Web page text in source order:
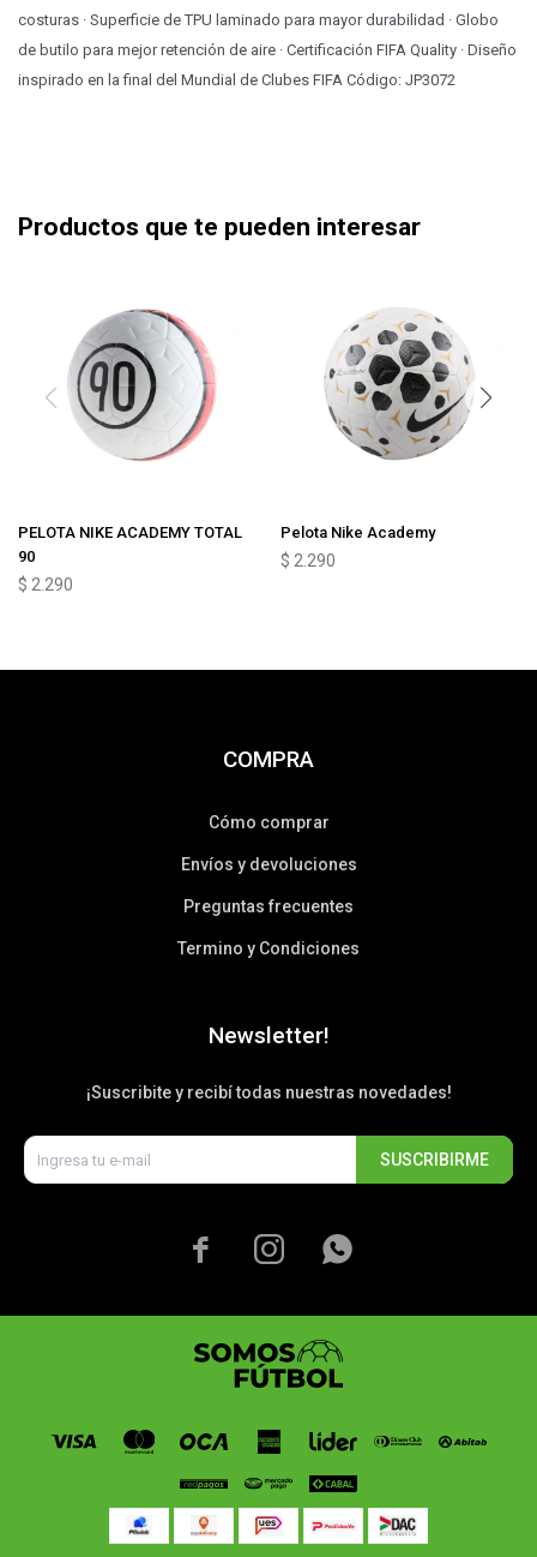
costuras · Superficie de TPU laminado para mayor durabilidad · Globo
de butilo para mejor retención de aire · Certificación FIFA Quality · Diseño
inspirado en la final del Mundial de Clubes FIFA Código: JP3072
Productos que te pueden interesar
PELOTA NIKE ACADEMY TOTAL
90
$ 2.290
Pelota Nike Academy
$ 2.290
COMPRA
Cómo comprar
Envíos y devoluciones
Preguntas frecuentes
Termino y Condiciones
Newsletter!
¡Suscribite y recibí todas nuestras novedades!
SUSCRIBIRME
  